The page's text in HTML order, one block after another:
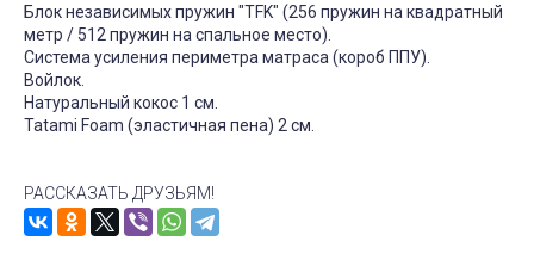
Блок независимых пружин "TFK" (256 пружин на квадратный
метр / 512 пружин на спальное место).
Система усиления периметра матраса (короб ППУ).
Войлок.
Натуральный кокос 1 см.
Tatami Foam (эластичная пена) 2 см.
РАССКАЗАТЬ ДРУЗЬЯМ!